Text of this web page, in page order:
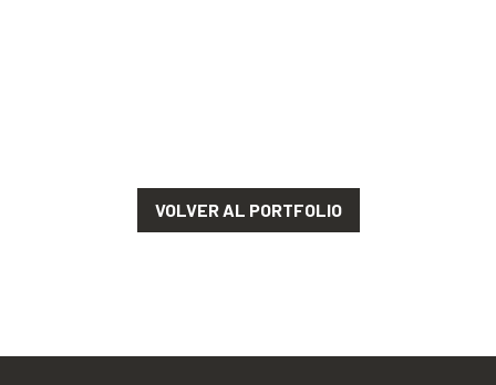
VOLVER AL PORTFOLIO